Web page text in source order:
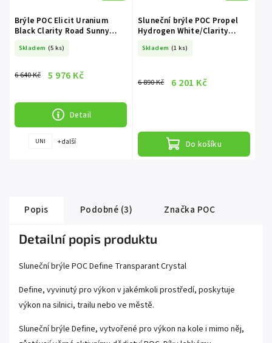
Brýle POC Elicit Uranium
Black Clarity Road Sunny
Skladem (5 ks)
6 640 Kč 5 976 Kč
Detail
UNI + další
Sluneční brýle POC Propel
Hydrogen White/Clarity
Skladem (1 ks)
6 890 Kč 6 201 Kč
Do košíku
Popis Podobné (3) Značka POC
Detailní popis produktu
Sluneční brýle POC Define Transparant Crystal
Define, vyvinutý pro výkon v jakémkoli prostředí, poskytuje
výkon na silnici, trailu nebo ve městě.
Sluneční brýle Define, vytvořené pro výkon na kole i mimo něj,